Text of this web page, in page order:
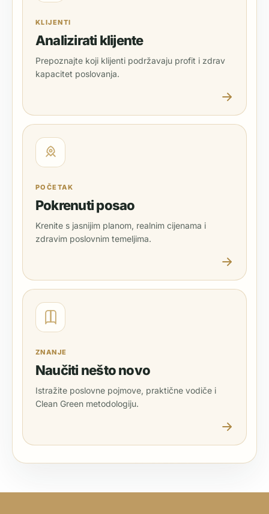
KLIJENTI
Analizirati klijente
Prepoznajte koji klijenti podržavaju profit i zdrav
kapacitet poslovanja.
POČETAK
Pokrenuti posao
Krenite s jasnijim planom, realnim cijenama i
zdravim poslovnim temeljima.
ZNANJE
Naučiti nešto novo
Istražite poslovne pojmove, praktične vodiče i
Clean Green metodologiju.